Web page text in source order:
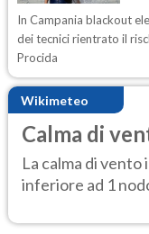
In Campania blackout
dei tecnici rientrato il
Procida
Wikimeteo
Calma di
La calma di
inferiore ad 1